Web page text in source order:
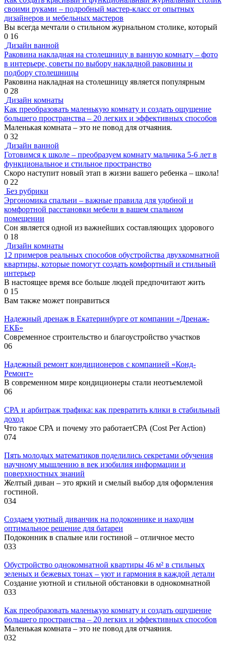
своими руками – подробный мастер-класс от опытных
дизайнеров и мебельных мастеров
Вы всегда мечтали о стильном журнальном столике, который
0 16
Дизайн ванной
Раковина накладная на столешницу в ванную комнату – фото
в интерьере, советы по выбору накладной раковины и
подбору столешницы
Раковина накладная на столешницу является популярным
0 28
Дизайн комнаты
Как преобразовать маленькую комнату и создать ощущение
большего пространства – 20 легких и эффективных способов
Маленькая комната – это не повод для отчаяния.
0 32
Дизайн ванной
Готовимся к школе – преобразуем комнату мальчика 5-6 лет в
функциональное и стильное пространство
Скоро наступит новый этап в жизни вашего ребенка – школа!
0 22
Без рубрики
Эргономика спальни – важные правила для удобной и
комфортной расстановки мебели в вашем спальном
помещении
Сон является одной из важнейших составляющих здорового
0 18
Дизайн комнаты
12 примеров реальных способов обустройства двухкомнатной
квартиры, которые помогут создать комфортный и стильный
интерьер
В настоящее время все больше людей предпочитают жить
0 15
Вам также может понравиться
Надежный дренаж в Екатеринбурге от компании «Дренаж-
ЕКБ»
Современное строительство и благоустройство участков
06
Надежный ремонт кондиционеров с компанией «Конд-
Ремонт»
В современном мире кондиционеры стали неотъемлемой
06
СРА и арбитраж трафика: как превратить клики в стабильный
доход
Что такое СРА и почему это работаетСРА (Cost Per Action)
074
Пять молодых математиков поделились секретами обучения
научному мышлению в век изобилия информации и
поверхностных знаний
Желтый диван – это яркий и смелый выбор для оформления
гостиной.
034
Создаем уютный диванчик на подоконнике и находим
оптимальное решение для батареи
Подоконник в спальне или гостиной – отличное место
033
Обустройство однокомнатной квартиры 46 м² в стильных
зеленых и бежевых тонах – уют и гармония в каждой детали
Создание уютной и стильной обстановки в однокомнатной
033
Как преобразовать маленькую комнату и создать ощущение
большего пространства – 20 легких и эффективных способов
Маленькая комната – это не повод для отчаяния.
032